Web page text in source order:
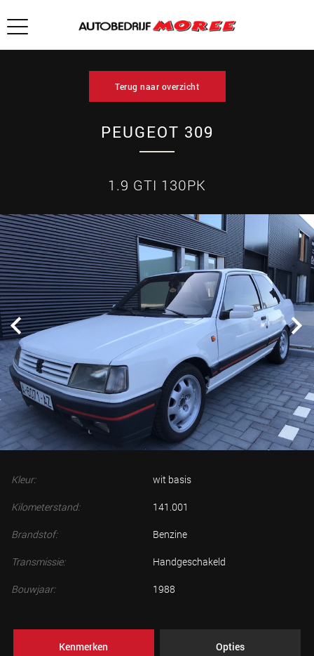
Terug naar overzicht
PEUGEOT 309
1.9 GTI 130PK
Kleur: wit basis
Kilometerstand: 141.001
Brandstof: Benzine
Transmissie: Handgeschakeld
Bouwjaar: 1988
Kenmerken Opties